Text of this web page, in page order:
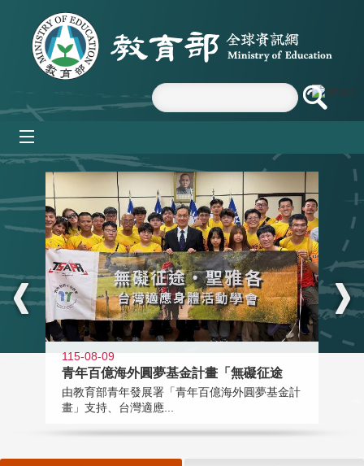
跳到主要內容區塊
:::
115-08-09
青年百億海外圓夢基金計畫「無礙征途
由教育部青年發展署「青年百億海外圓夢基金計
畫」支持、台灣適應...